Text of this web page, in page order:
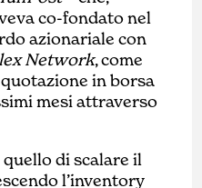
co-fondato nel
azionariale con
Network, come
in borsa
mesi attraverso
di scalare il
l’inventory